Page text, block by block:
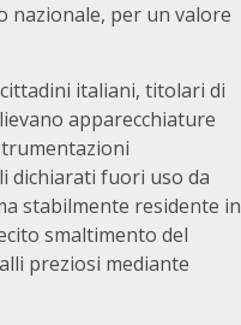
nazionale, per un valore
italiani, titolari di
apparecchiature
dichiarati fuori uso da
stabilmente residente in
smaltimento del
preziosi mediante